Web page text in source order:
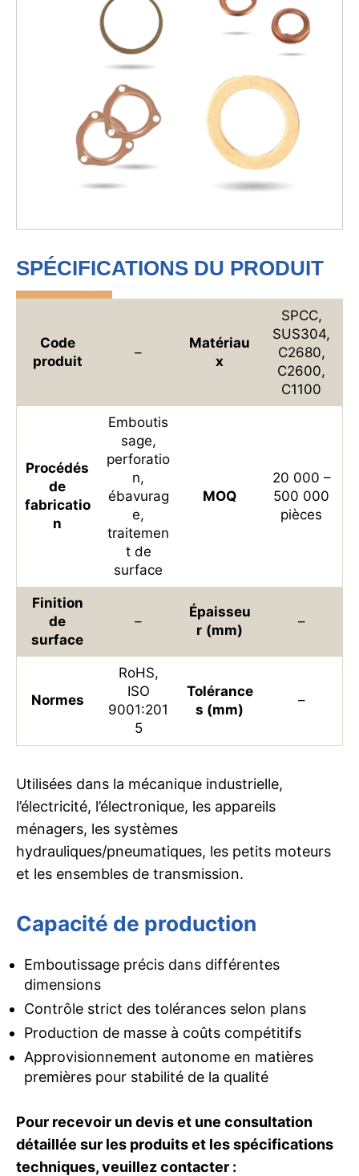
SPÉCIFICATIONS DU PRODUIT
Code
produit
–
Matériau
x
SPCC,
SUS304,
C2680,
C2600,
C1100
Procédés
de
fabricatio
n
Emboutis
sage,
perforatio
n,
ébavurag
e,
traitemen
t de
surface
MOQ
20 000 –
500 000
pièces
Finition
de
surface
–
Épaisseu
r (mm)
–
Normes
RoHS,
ISO
9001:201
5
Tolérance
s (mm)
–
Utilisées dans la mécanique industrielle,
l’électricité, l’électronique, les appareils
ménagers, les systèmes
hydrauliques/pneumatiques, les petits moteurs
et les ensembles de transmission.
Capacité de production
Emboutissage précis dans différentes
dimensions
Contrôle strict des tolérances selon plans
Production de masse à coûts compétitifs
Approvisionnement autonome en matières
premières pour stabilité de la qualité
Pour recevoir un devis et une consultation
détaillée sur les produits et les spécifications
techniques, veuillez contacter :